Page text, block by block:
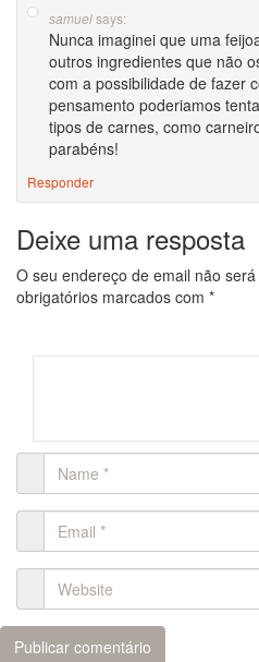
samuelsays:
Nunca imaginei que uma
outros ingredientes que não
com a possibilidade de fazer
pensamento poderiamos
tipos de carnes, como
parabéns!
Responder
Deixe uma resposta
O seu endereço de email não
obrigatórios marcados com *